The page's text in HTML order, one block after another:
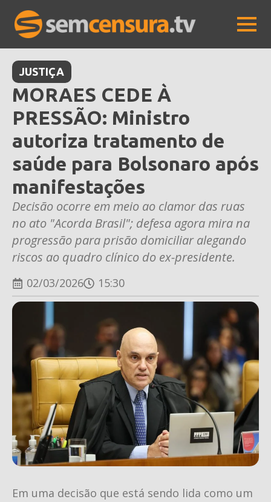
JUSTIÇA
MORAES CEDE À
PRESSÃO: Ministro
autoriza tratamento de
saúde para Bolsonaro após
manifestações
Decisão ocorre em meio ao clamor das ruas
no ato "Acorda Brasil"; defesa agora mira na
progressão para prisão domiciliar alegando
riscos ao quadro clínico do ex-presidente.
02/03/2026 15:30
Em uma decisão que está sendo lida como um